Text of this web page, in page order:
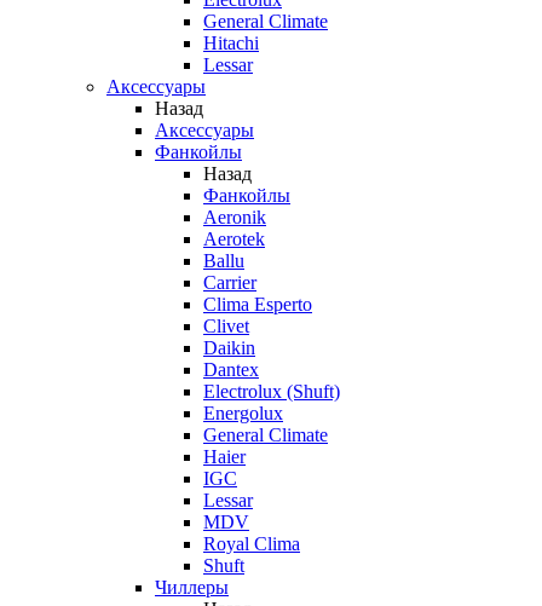
General Climate
Hitachi
Lessar
Аксессуары
Назад
Аксессуары
Фанкойлы
Назад
Фанкойлы
Aeronik
Aerotek
Ballu
Carrier
Clima Esperto
Clivet
Daikin
Dantex
Electrolux (Shuft)
Energolux
General Climate
Haier
IGC
Lessar
MDV
Royal Clima
Shuft
Чиллеры